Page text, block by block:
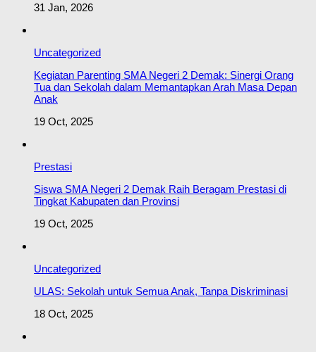
31 Jan, 2026
Uncategorized
Kegiatan Parenting SMA Negeri 2 Demak: Sinergi Orang
Tua dan Sekolah dalam Memantapkan Arah Masa Depan
Anak
19 Oct, 2025
Prestasi
Siswa SMA Negeri 2 Demak Raih Beragam Prestasi di
Tingkat Kabupaten dan Provinsi
19 Oct, 2025
Uncategorized
ULAS: Sekolah untuk Semua Anak, Tanpa Diskriminasi
18 Oct, 2025